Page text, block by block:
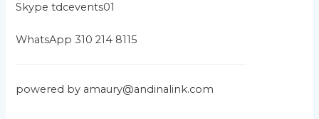
Skype tdcevents01
WhatsApp 310 214 8115
powered by amaury@andinalink.com